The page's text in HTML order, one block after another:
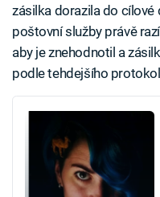
zásilka dorazila do cílové
poštovní služby právě
aby je znehodnotil a
podle tehdejšího